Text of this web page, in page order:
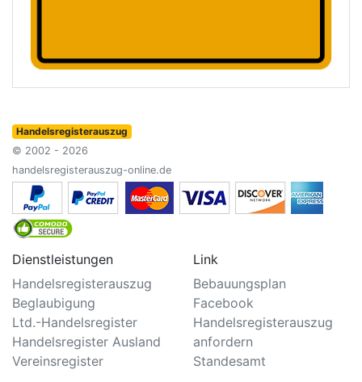
Handelsregisterauszug
© 2002 - 2026
handelsregisterauszug-online.de
Dienstleistungen
Handelsregisterauszug
Beglaubigung
Ltd.-Handelsregister
Handelsregister Ausland
Vereinsregister
Link
Bebauungsplan
Facebook
Handelsregisterauszug
anfordern
Standesamt